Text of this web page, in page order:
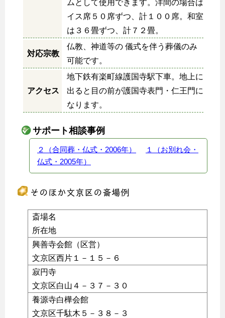
ムとして使用できます。洋間の場合は
イス席５０席ずつ、計１００席。和室
は３６畳ずつ、計７２畳。
対応宗教
仏教、神道等の 儀式を伴う葬儀のみ
可能です。
アクセス
地下鉄有楽町線護国寺駅下車。地上に
出ると目の前が護国寺表門・仁王門に
なります。
サポート相談事例
２（合同葬・仏式・2006年）
１（お別れ会・
仏式・2005年）
そのほか文京区の斎場例
斎場名
所在地
興善寺会館（区営）
文京区西片１－１５－６
寂円寺
文京区白山４－３７－３０
養源寺白樺会館
文京区千駄木５－３８－３